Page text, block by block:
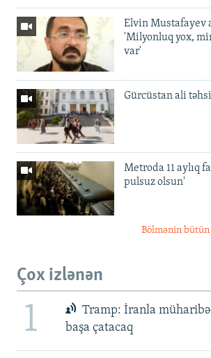
Elvin Mustafayev
'Milyonluq yox,
var'
Gürcüstan ali
Metroda 11 aylıq
pulsuz olsun'
Bölmənin
Çox izlənən
1
Tramp: İranla
başa çatacaq